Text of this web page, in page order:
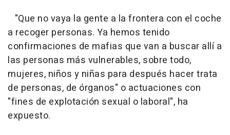
"Que no vaya la gente a la frontera con el coche
a recoger personas. Ya hemos tenido
confirmaciones de mafias que van a buscar allí a
las personas más vulnerables, sobre todo,
mujeres, niños y niñas para después hacer trata
de personas, de órganos" o actuaciones con
"fines de explotación sexual o laboral", ha
expuesto.